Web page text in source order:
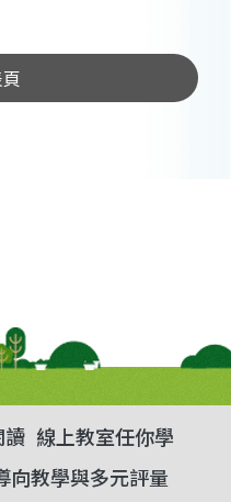
讀 線上教室任你學
向教學與多元評量